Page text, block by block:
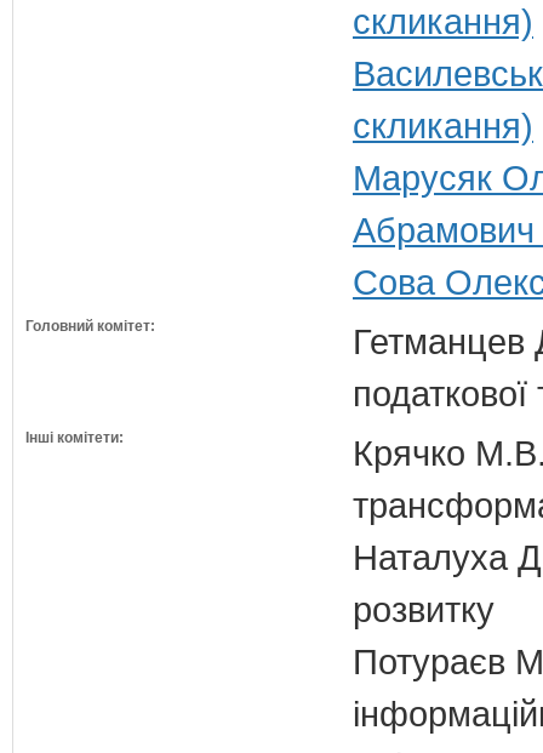
скликання)
скликання)
Марусяк
Абрамович
Сова
Головний комітет:
Гетманцев
податкової
Інші комітети:
Крячко
Наталуха
розвитку
Потураєв